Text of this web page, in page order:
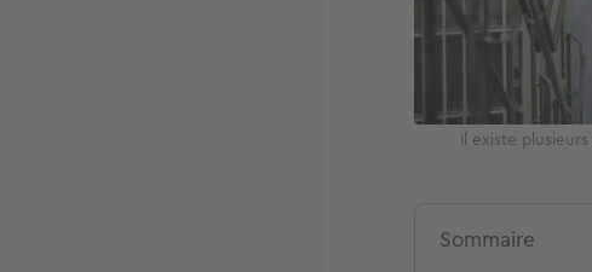
Il existe
Sommaire